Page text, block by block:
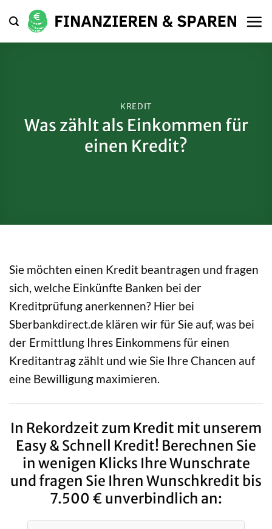
Inhalt
springen
KREDIT
Was zählt als Einkommen für
einen Kredit?
Sie möchten einen Kredit beantragen und fragen
sich, welche Einkünfte Banken bei der
Kreditprüfung anerkennen? Hier bei
Sberbankdirect.de klären wir für Sie auf, was bei
der Ermittlung Ihres Einkommens für einen
Kreditantrag zählt und wie Sie Ihre Chancen auf
eine Bewilligung maximieren.
In Rekordzeit zum Kredit mit unserem
Easy & Schnell Kredit! Berechnen Sie
in wenigen Klicks Ihre Wunschrate
und fragen Sie Ihren Wunschkredit bis
7.500 € unverbindlich an: